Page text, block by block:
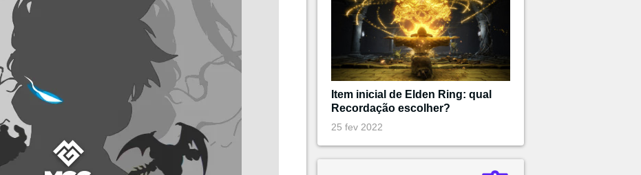
Item inicial de Elden Ring: qual
Recordação escolher?
25 fev 2022